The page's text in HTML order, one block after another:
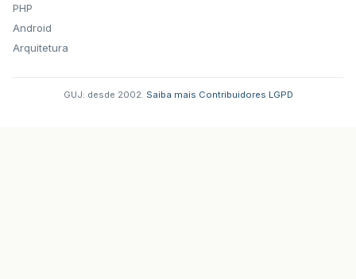
PHP
Android
Arquitetura
GUJ: desde 2002. Saiba mais Contribuidores LGPD